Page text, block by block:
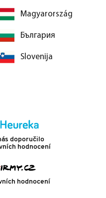
Magyarország
България
Slovenija
doporučilo
hodnocení
hodnocení